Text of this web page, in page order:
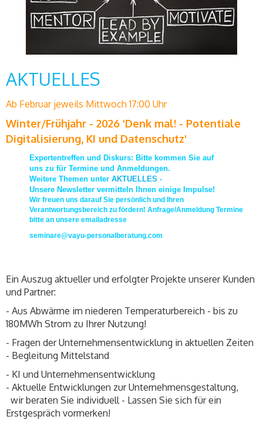
AKTUELLES
Ab Februar jeweils Mittwoch 17:00 Uhr
Winter/Frühjahr - 2026 'Denk mal! - Potentiale
Digitalisierung, KI und Datenschutz'
Expertentreffen und Diskurs: Bitte kommen Sie auf
uns zu für Termine und Anmeldungen.
Weitere Themen unter AKTUELLES -
Unsere Newsletter vermitteln Ihnen einige Impulse!
Wir freuen uns darauf Sie persönlich und Ihren
Verantwortungsbereich zu fördern! Anfrage/Anmeldung Termine
bitte an unsere emailadresse
seminare@vayu-personalberatung.com
Ein Auszug aktueller und erfolgter Projekte unserer Kunden
und Partner:
- Aus Abwärme im niederen Temperaturbereich - bis zu
180MWh Strom zu Ihrer Nutzung!
- Fragen der Unternehmensentwicklung in aktuellen Zeiten
- Begleitung Mittelstand
- KI und Unternehmensentwicklung
- Aktuelle Entwicklungen zur Unternehmensgestaltung,
wir beraten Sie individuell - Lassen Sie sich für ein
Erstgespräch vormerken!